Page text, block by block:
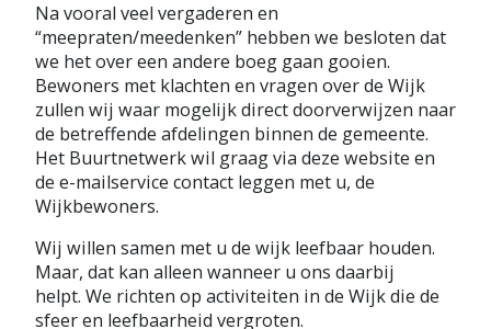
Na vooral veel vergaderen en
“meepraten/meedenken” hebben we besloten dat
we het over een andere boeg gaan gooien.
Bewoners met klachten en vragen over de Wijk
zullen wij waar mogelijk direct doorverwijzen naar
de betreffende afdelingen binnen de gemeente.
Het Buurtnetwerk wil graag via deze website en
de e-mailservice contact leggen met u, de
Wijkbewoners.
Wij willen samen met u de wijk leefbaar houden.
Maar, dat kan alleen wanneer u ons daarbij
helpt. We richten op activiteiten in de Wijk die de
sfeer en leefbaarheid vergroten.